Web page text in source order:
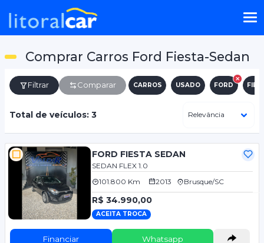
Comprar Carros Ford Fiesta-Sedan
Filtrar Comparar CARROS USADO FORD
Total de veículos: 3
FORD FIESTA SEDAN
SEDAN FLEX 1.0
101.800 Km
2013 Brusque/SC
R$ 34.990,00
ACEITA TROCA
Financiar Whatsapp